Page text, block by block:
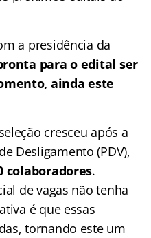
a presidência da
para o edital ser
ainda este
cresceu após a
Desligamento (PDV),
colaboradores.
de vagas não tenha
é que essas
tornando este um